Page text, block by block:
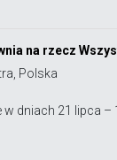
na rzecz
Polska
dniach 21 lipca –